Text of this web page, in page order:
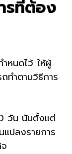
รที่ต้อง
หนดไว้ ให้ผู้
ทำตามวิธีการ
วัน นับตั้งแต่
แปลงรายการ